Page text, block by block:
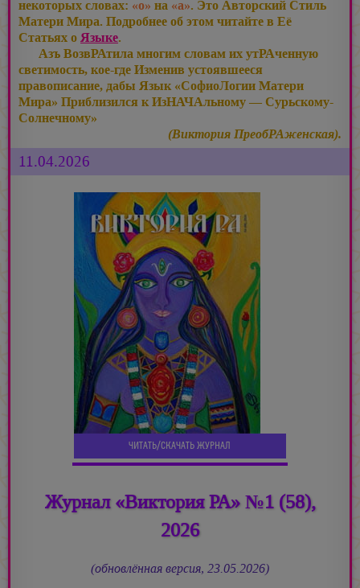
некоторых словах: «о» на «а». Это Авторский Стиль
Матери Мира. Подробнее об этом читайте в Её
Статьях оЯзыке.
Азъ ВозвРАтила многим словам их утРАченную
светимость, кое-где Изменив устоявшееся
правописание, дабы Язык «СофиоЛогии Матери
Мира» Приблизился к ИзНАЧАльному — Сурьскому-
Солнечному»
(Виктория ПреобРАженская).
11.04.2026
ЧИТАТЬ/СКАЧАТЬ ЖУРНАЛ
Журнал «Виктория РА» №1 (58),
2026
(обновлённая версия, 23.05.2026)